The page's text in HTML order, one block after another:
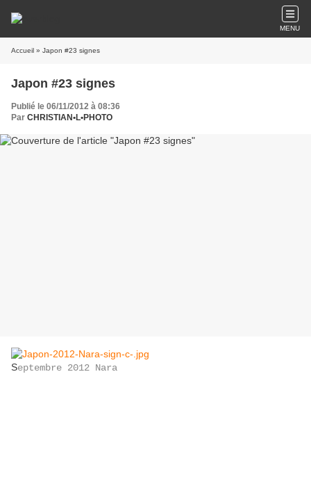
MENU
Accueil » Japon #23 signes
Japon #23 signes
Publié le 06/11/2012 à 08:36
Par CHRISTIAN•L•PHOTO
Septembre 2012 Nara